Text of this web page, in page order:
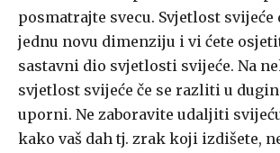
posmatrajte svecu. Svjetlost svijeće
jednu novu dimenziju i vi ćete
sastavni dio svjetlosti svijeće. Na
svjetlost svijeće če se razliti u
uporni. Ne zaboravite udaljiti
kako vaš dah tj. zrak koji izdišete,